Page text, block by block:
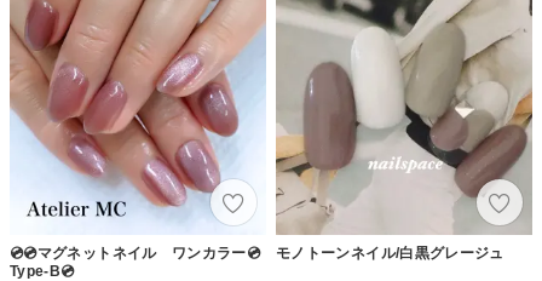
💿💿マグネットネイル ワンカラー💿
Type-B💿
モノトーンネイル/白黒グレージュ